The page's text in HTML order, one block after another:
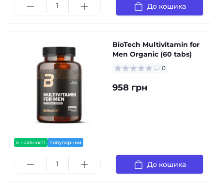
До кошика
в наявності популярний
BioTech Multivitamin for
Men Organic (60 tabs)
0
958 грн
До кошика